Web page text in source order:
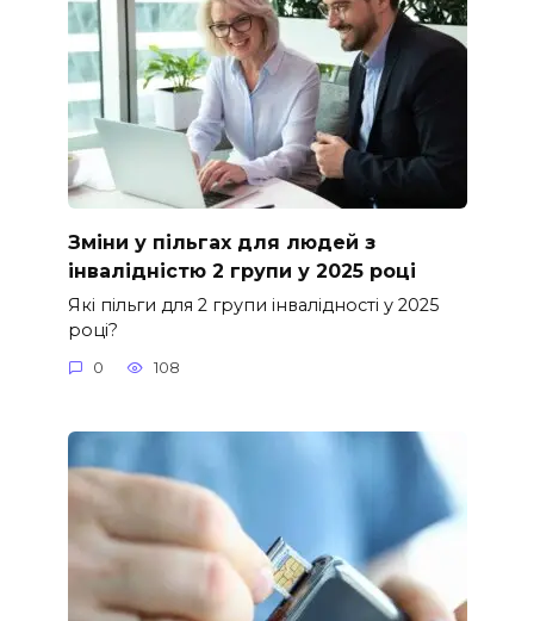
Зміни у пільгах для людей з
інвалідністю 2 групи у 2025 році
Які пільги для 2 групи інвалідності у 2025
році?
0 108